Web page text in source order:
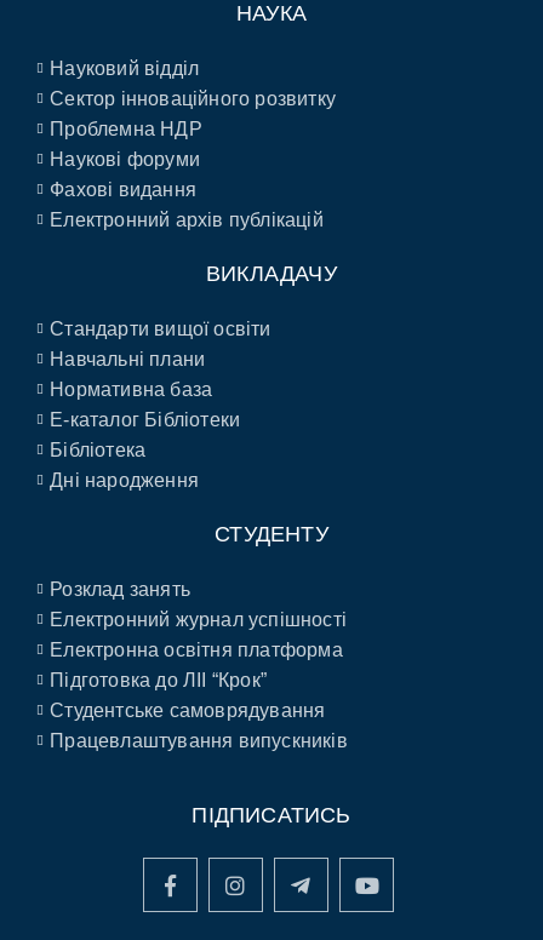
НАУКА
Науковий відділ
Сектор інноваційного розвитку
Проблемна НДР
Наукові форуми
Фахові видання
Електронний архів публікацій
ВИКЛАДАЧУ
Стандарти вищої освіти
Навчальні плани
Нормативна база
E-каталог Бібліотеки
Бібліотека
Дні народження
СТУДЕНТУ
Розклад занять
Електронний журнал успішності
Електронна освітня платформа
Підготовка до ЛІІ “Крок”
Студентське самоврядування
Працевлаштування випускників
ПІДПИСАТИСЬ